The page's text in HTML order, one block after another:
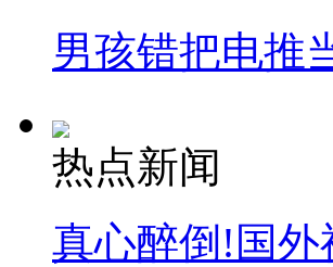
男孩错把电推
热点新闻
真心醉倒!国